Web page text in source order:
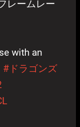
レームレー
with an
#ドラゴンズ